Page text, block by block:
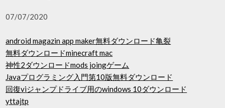
07/07/2020
android magazin app maker無料ダウンロード亀裂
無料ダウンロードminecraft mac
神性2ダウンロードmods joingゲーム
Javaプログラミング入門第10版無料ダウンロード
回復viジャンプドライブ用のwindows 10ダウンロード
yttajtp